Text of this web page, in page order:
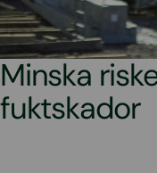
Minska
fuktskador